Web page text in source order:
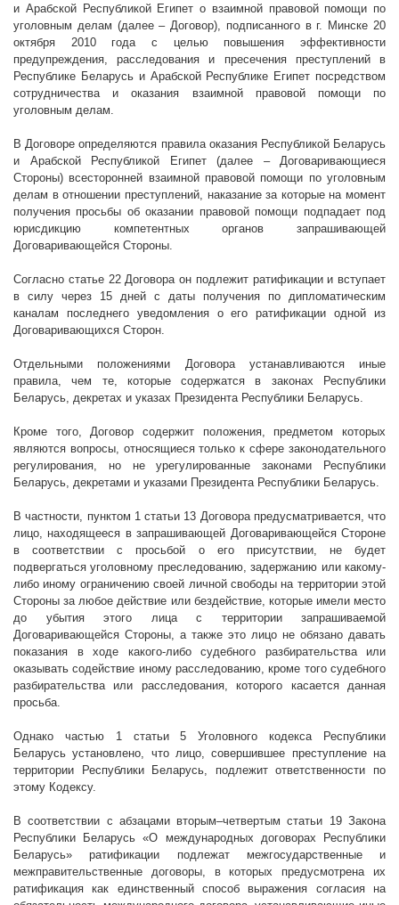
и Арабской Республикой Египет о взаимной правовой помощи по
уголовным делам (далее – Договор), подписанного в г. Минске 20
октября 2010 года с целью повышения эффективности
предупреждения, расследования и пресечения преступлений в
Республике Беларусь и Арабской Республике Египет посредством
сотрудничества и оказания взаимной правовой помощи по
уголовным делам.
В Договоре определяются правила оказания Республикой Беларусь
и Арабской Республикой Египет (далее – Договаривающиеся
Стороны) всесторонней взаимной правовой помощи по уголовным
делам в отношении преступлений, наказание за которые на момент
получения просьбы об оказании правовой помощи подпадает под
юрисдикцию компетентных органов запрашивающей
Договаривающейся Стороны.
Согласно статье 22 Договора он подлежит ратификации и вступает
в силу через 15 дней с даты получения по дипломатическим
каналам последнего уведомления о его ратификации одной из
Договаривающихся Сторон.
Отдельными положениями Договора устанавливаются иные
правила, чем те, которые содержатся в законах Республики
Беларусь, декретах и указах Президента Республики Беларусь.
Кроме того, Договор содержит положения, предметом которых
являются вопросы, относящиеся только к сфере законодательного
регулирования, но не урегулированные законами Республики
Беларусь, декретами и указами Президента Республики Беларусь.
В частности, пунктом 1 статьи 13 Договора предусматривается, что
лицо, находящееся в запрашивающей Договаривающейся Стороне
в соответствии с просьбой о его присутствии, не будет
подвергаться уголовному преследованию, задержанию или какому-
либо иному ограничению своей личной свободы на территории этой
Стороны за любое действие или бездействие, которые имели место
до убытия этого лица с территории запрашиваемой
Договаривающейся Стороны, а также это лицо не обязано давать
показания в ходе какого-либо судебного разбирательства или
оказывать содействие иному расследованию, кроме того судебного
разбирательства или расследования, которого касается данная
просьба.
Однако частью 1 статьи 5 Уголовного кодекса Республики
Беларусь установлено, что лицо, совершившее преступление на
территории Республики Беларусь, подлежит ответственности по
этому Кодексу.
В соответствии с абзацами вторым–четвертым статьи 19 Закона
Республики Беларусь «О международных договорах Республики
Беларусь» ратификации подлежат межгосударственные и
межправительственные договоры, в которых предусмотрена их
ратификация как единственный способ выражения согласия на